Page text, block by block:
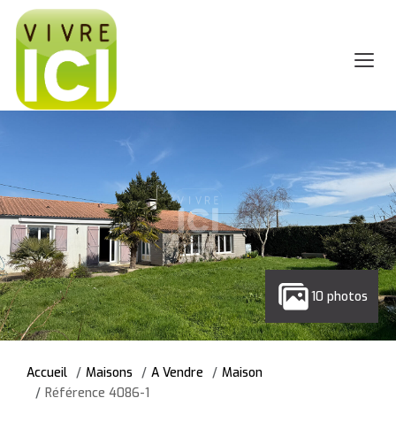
10 photos
Accueil Maisons A Vendre
Maison
Référence 4086-1